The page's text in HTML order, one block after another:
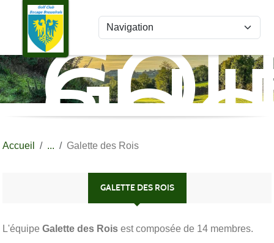
Accueil Galette des Rois
GALETTE DES ROIS
L'équipe Galette des Rois est composée de 14 membres.
Panneau de gestion des cookies